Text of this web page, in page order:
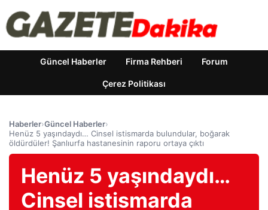
Güncel Haberler Firma Rehberi Forum
Çerez Politikası
Haberler›Güncel Haberler›
Henüz 5 yaşındaydı… Cinsel istismarda bulundular, boğarak
öldürdüler! Şanlıurfa hastanesinin raporu ortaya çıktı
Henüz 5 yaşındaydı…
Cinsel istismarda